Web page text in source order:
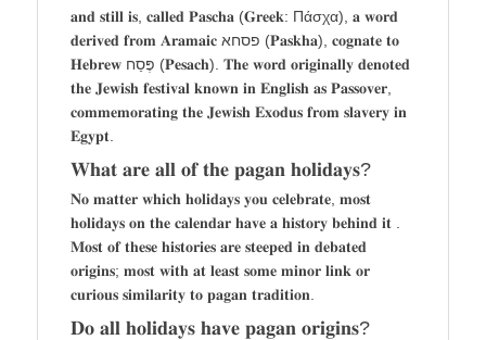
𝐚𝐧𝐝 𝐬𝐭𝐢𝐥𝐥 𝐢𝐬, 𝐜𝐚𝐥𝐥𝐞𝐝 𝐏𝐚𝐬𝐜𝐡𝐚 (𝐆𝐫𝐞𝐞𝐤: Πάσχα), 𝐚 𝐰𝐨𝐫𝐝
𝐝𝐞𝐫𝐢𝐯𝐞𝐝 𝐟𝐫𝐨𝐦 𝐀𝐫𝐚𝐦𝐚𝐢𝐜 פסחא (𝐏𝐚𝐬𝐤𝐡𝐚), 𝐜𝐨𝐠𝐧𝐚𝐭𝐞 𝐭𝐨
𝐇𝐞𝐛𝐫𝐞𝐰 פֶּסַח (𝐏𝐞𝐬𝐚𝐜𝐡). 𝐓𝐡𝐞 𝐰𝐨𝐫𝐝 𝐨𝐫𝐢𝐠𝐢𝐧𝐚𝐥𝐥𝐲 𝐝𝐞𝐧𝐨𝐭𝐞𝐝
𝐭𝐡𝐞 𝐉𝐞𝐰𝐢𝐬𝐡 𝐟𝐞𝐬𝐭𝐢𝐯𝐚𝐥 𝐤𝐧𝐨𝐰𝐧 𝐢𝐧 𝐄𝐧𝐠𝐥𝐢𝐬𝐡 𝐚𝐬 𝐏𝐚𝐬𝐬𝐨𝐯𝐞𝐫,
𝐜𝐨𝐦𝐦𝐞𝐦𝐨𝐫𝐚𝐭𝐢𝐧𝐠 𝐭𝐡𝐞 𝐉𝐞𝐰𝐢𝐬𝐡 𝐄𝐱𝐨𝐝𝐮𝐬 𝐟𝐫𝐨𝐦 𝐬𝐥𝐚𝐯𝐞𝐫𝐲 𝐢𝐧
𝐄𝐠𝐲𝐩𝐭.
𝐖𝐡𝐚𝐭 𝐚𝐫𝐞 𝐚𝐥𝐥 𝐨𝐟 𝐭𝐡𝐞 𝐩𝐚𝐠𝐚𝐧 𝐡𝐨𝐥𝐢𝐝𝐚𝐲𝐬?
𝐍𝐨 𝐦𝐚𝐭𝐭𝐞𝐫 𝐰𝐡𝐢𝐜𝐡 𝐡𝐨𝐥𝐢𝐝𝐚𝐲𝐬 𝐲𝐨𝐮 𝐜𝐞𝐥𝐞𝐛𝐫𝐚𝐭𝐞, 𝐦𝐨𝐬𝐭
𝐡𝐨𝐥𝐢𝐝𝐚𝐲𝐬 𝐨𝐧 𝐭𝐡𝐞 𝐜𝐚𝐥𝐞𝐧𝐝𝐚𝐫 𝐡𝐚𝐯𝐞 𝐚 𝐡𝐢𝐬𝐭𝐨𝐫𝐲 𝐛𝐞𝐡𝐢𝐧𝐝 𝐢𝐭 .
𝐌𝐨𝐬𝐭 𝐨𝐟 𝐭𝐡𝐞𝐬𝐞 𝐡𝐢𝐬𝐭𝐨𝐫𝐢𝐞𝐬 𝐚𝐫𝐞 𝐬𝐭𝐞𝐞𝐩𝐞𝐝 𝐢𝐧 𝐝𝐞𝐛𝐚𝐭𝐞𝐝
𝐨𝐫𝐢𝐠𝐢𝐧𝐬; 𝐦𝐨𝐬𝐭 𝐰𝐢𝐭𝐡 𝐚𝐭 𝐥𝐞𝐚𝐬𝐭 𝐬𝐨𝐦𝐞 𝐦𝐢𝐧𝐨𝐫 𝐥𝐢𝐧𝐤 𝐨𝐫
𝐜𝐮𝐫𝐢𝐨𝐮𝐬 𝐬𝐢𝐦𝐢𝐥𝐚𝐫𝐢𝐭𝐲 𝐭𝐨 𝐩𝐚𝐠𝐚𝐧 𝐭𝐫𝐚𝐝𝐢𝐭𝐢𝐨𝐧.
𝐃𝐨 𝐚𝐥𝐥 𝐡𝐨𝐥𝐢𝐝𝐚𝐲𝐬 𝐡𝐚𝐯𝐞 𝐩𝐚𝐠𝐚𝐧 𝐨𝐫𝐢𝐠𝐢𝐧𝐬?